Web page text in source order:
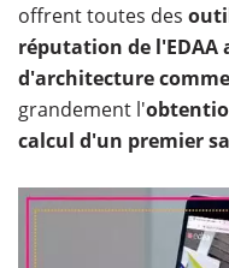
offrent toutes des
réputation de l'EDAA
d'architecture
grandement l'
calcul d'un premier